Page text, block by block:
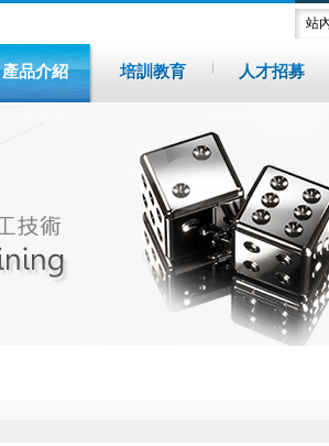
產品介紹 培訓教育 人才招募